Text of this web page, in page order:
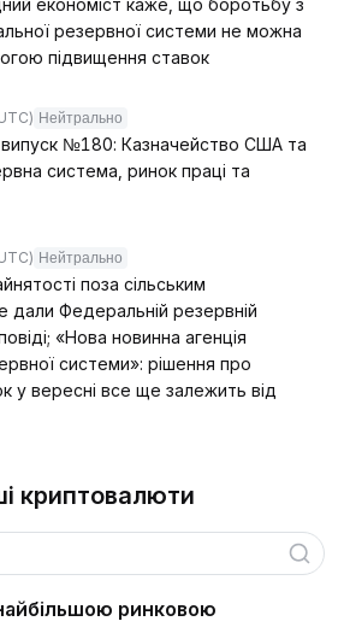
економіст каже, що боротьбу з
резервної системи не можна
підвищення ставок
Нейтрально
№180: Казначейство США та
система, ринок праці та
Нейтрально
поза сільським
дали Федеральній резервній
«Нова новинна агенція
системи»: рішення про
у вересні все ще залежить від
криптовалюти
ринковою